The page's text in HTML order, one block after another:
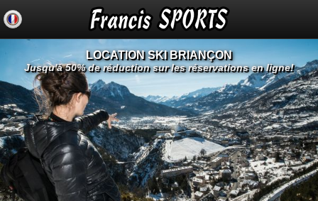
LOCATION SKI BRIANÇON
Jusqu'à 50% de réduction sur les réservations en ligne!